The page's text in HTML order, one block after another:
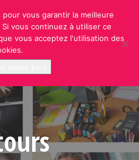
vous garantir la meilleure
vous continuez à utiliser ce
vous acceptez l'utilisation des